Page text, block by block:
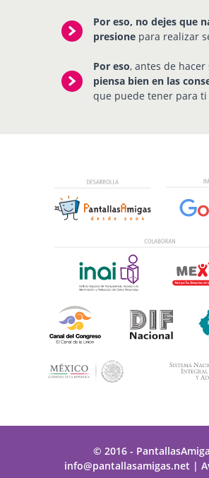
Por eso, no dejes que
presione para realizar
Por eso, antes de hacer
piensa bien en las
que puede tener para ti
© 2016 -
info@pantallasamigas.net |